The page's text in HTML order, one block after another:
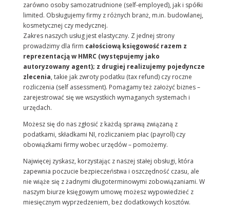
zarówno osoby samozatrudnione (self-employed), jak i spółki
limited. Obsługujemy firmy z różnych branż, m.in. budowlanej,
kosmetycznej czy medycznej.
Zakres naszych usług jest elastyczny. Z jednej strony
prowadzimy dla firm całościową księgowość razem z
reprezentacją w HMRC (występujemy jako
autoryzowany agent); z drugiej realizujemy pojedyncze
zlecenia, takie jak zwroty podatku (tax refund) czy roczne
rozliczenia (self assessment). Pomagamy też założyć biznes –
zarejestrować się we wszystkich wymaganych systemach i
urzędach.
Możesz się do nas zgłosić z każdą sprawą związaną z
podatkami, składkami NI, rozliczaniem płac (payroll) czy
obowiązkami firmy wobec urzędów – pomożemy.
Najwięcej zyskasz, korzystając z naszej stałej obsługi, która
zapewnia poczucie bezpieczeństwa i oszczędność czasu, ale
nie wiąże się z żadnymi długoterminowymi zobowiązaniami. W
naszym biurze księgowym umowę możesz wypowiedzieć z
miesięcznym wyprzedzeniem, bez dodatkowych kosztów.